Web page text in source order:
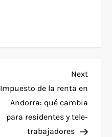
Next
Post
Next
Impuesto de la renta en
Andorra: qué cambia
para residentes y tele-
trabajadores